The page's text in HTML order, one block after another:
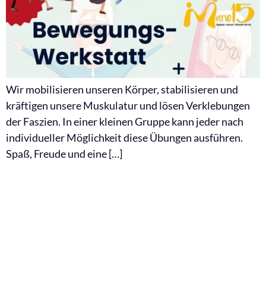
Wir mobilisieren unseren Körper, stabilisieren und
kräftigen unsere Muskulatur und lösen Verklebungen
der Faszien. In einer kleinen Gruppe kann jeder nach
individueller Möglichkeit diese Übungen ausführen.
Spaß, Freude und eine […]